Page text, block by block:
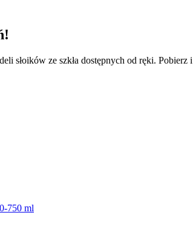
słoików ze szkła dostępnych od ręki.
750 ml